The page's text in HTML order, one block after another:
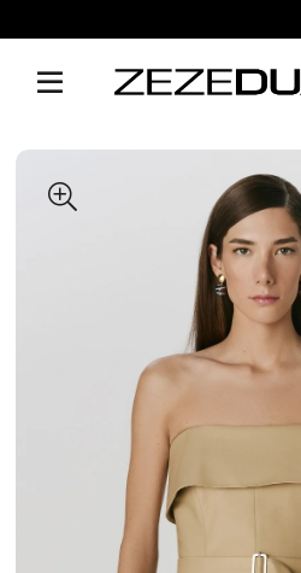
Entre com email
Pague em até